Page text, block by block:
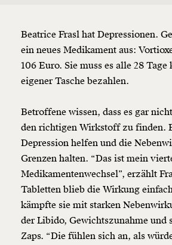
Beatrice Frasl hat Depressionen.
ein neues Medikament aus:
106 Euro. Sie muss es alle 28 Tage
eigener Tasche bezahlen.
Betroffene wissen, dass es gar
den richtigen Wirkstoff zu finden.
Depression helfen und die
Grenzen halten. “Das ist mein
Medikamentenwechsel”, erzählt
Tabletten blieb die Wirkung
kämpfte sie mit starken
der Libido, Gewichtszunahme und
Zaps. “Die fühlen sich an, als